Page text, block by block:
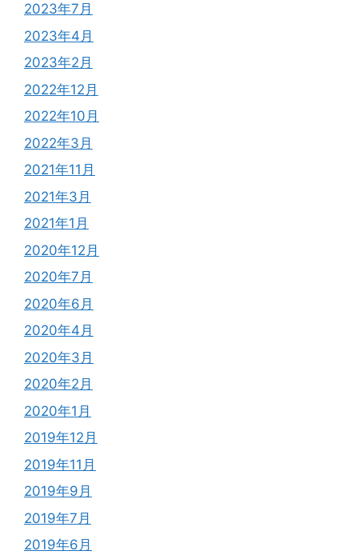
2023年7月
2023年4月
2023年2月
2022年12月
2022年10月
2022年3月
2021年11月
2021年3月
2021年1月
2020年12月
2020年7月
2020年6月
2020年4月
2020年3月
2020年2月
2020年1月
2019年12月
2019年11月
2019年9月
2019年7月
2019年6月